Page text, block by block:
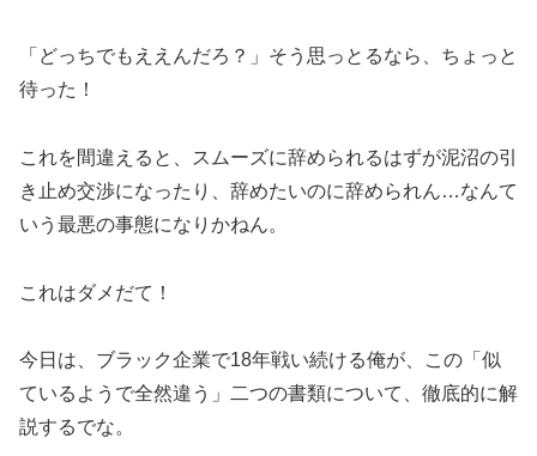
「どっちでもええんだろ？」そう思っとるなら、ちょっと
待った！
これを間違えると、スムーズに辞められるはずが泥沼の引
き止め交渉になったり、辞めたいのに辞められん…なんて
いう最悪の事態になりかねん。
これはダメだて！
今日は、ブラック企業で18年戦い続ける俺が、この「似
ているようで全然違う」二つの書類について、徹底的に解
説するでな。